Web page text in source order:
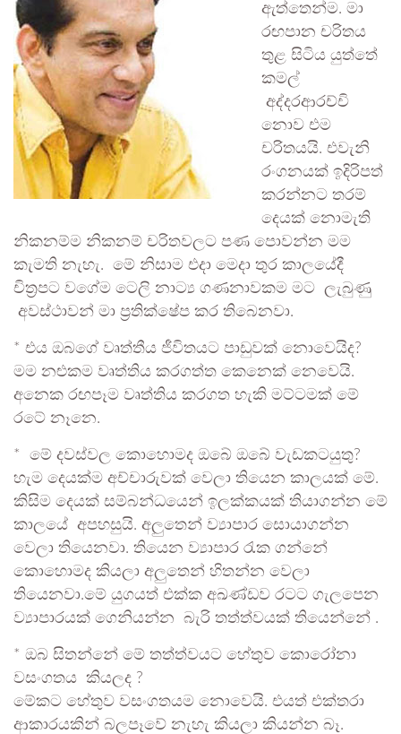
ඇත්තෙන්ම. මා
රඟපාන චරිතය
තුළ සිටිය යුත්තේ
කමල්
අද්දරආරච්චි
නොව එම
චරිතයයි. එවැනි
රංගනයක් ඉදිරිපත්
කරන්නට තරම්
දෙයක් නොමැති
නිකනම්ම නිකනම් චරිතවලට පණ පොවන්න මම
කැමති නැහැ. මේ නිසාම එදා මෙදා තුර කාලයේදී
චිත්‍රපට වගේම ටෙලි නාට්‍ය ගණනාවකම මට ලැබුණු
අවස්ථාවන් මා ප්‍රතික්ෂේප කර තිබෙනවා.
* එය ඔබගේ වෘත්තීය ජීවිතයට පාඩුවක් නොවෙයිද?
මම නළුකම වෘත්තිය කරගත්ත කෙනෙක් නෙවෙයි.
අනෙක රඟපෑම වෘත්තිය කරගත හැකි මට්ටමක් මේ
රටේ නෑනෙ.
* මේ දවස්වල කොහොමද ඔබේ ඔබේ වැඩකටයුතු?
හැම දෙයක්ම අච්චාරුවක් වෙලා තියෙන කාලයක් මේ.
කිසිම දෙයක් සම්බන්ධයෙන් ඉලක්කයක් තියාගන්න මේ
කාලයේ අපහසුයි. අලුතෙන් ව්‍යාපාර සොයාගන්න
වෙලා තියෙනවා. තියෙන ව්‍යාපාර රැක ගන්නේ
කොහොමද කියලා අලුතෙන් හිතන්න වෙලා
තියෙනවා.මේ යුගයත් එක්ක අඛණ්ඩව රටට ගැලපෙන
ව්‍යාපාරයක් ගෙනියන්න බැරි තත්ත්වයක් තියෙන්නේ .
* ඔබ සිතන්නේ මේ තත්ත්වයට හේතුව කොරෝනා
වසංගතය කියලද ?
මේකට හේතුව වසංගතයම නොවෙයි. එයත් එක්තරා
ආකාරයකින් බලපෑවේ නැහැ කියලා කියන්න බෑ.